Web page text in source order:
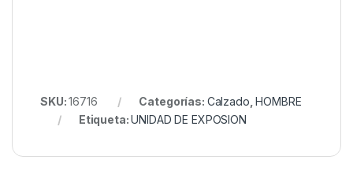
SKU:16716 Categorías: Calzado, HOMBRE
Etiqueta:UNIDAD DE EXPOSION